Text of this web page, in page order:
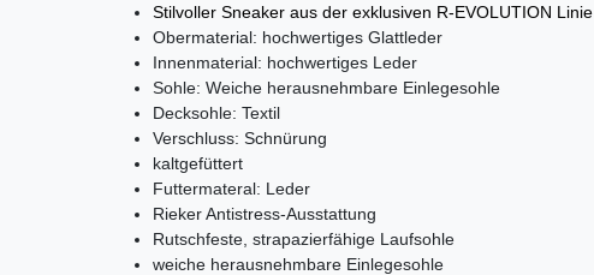
Stilvoller Sneaker aus der exklusiven R-EVOLUTION Linie
Obermaterial: hochwertiges Glattleder
Innenmaterial: hochwertiges Leder
Sohle: Weiche herausnehmbare Einlegesohle
Decksohle: Textil
Verschluss: Schnürung
kaltgefüttert
Futtermateral: Leder
Rieker Antistress-Ausstattung
Rutschfeste, strapazierfähige Laufsohle
weiche herausnehmbare Einlegesohle